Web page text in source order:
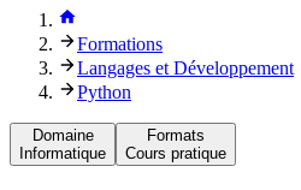
Formations
Langages et Développement
Python
Domaine
Informatique
Formats
Cours pratique